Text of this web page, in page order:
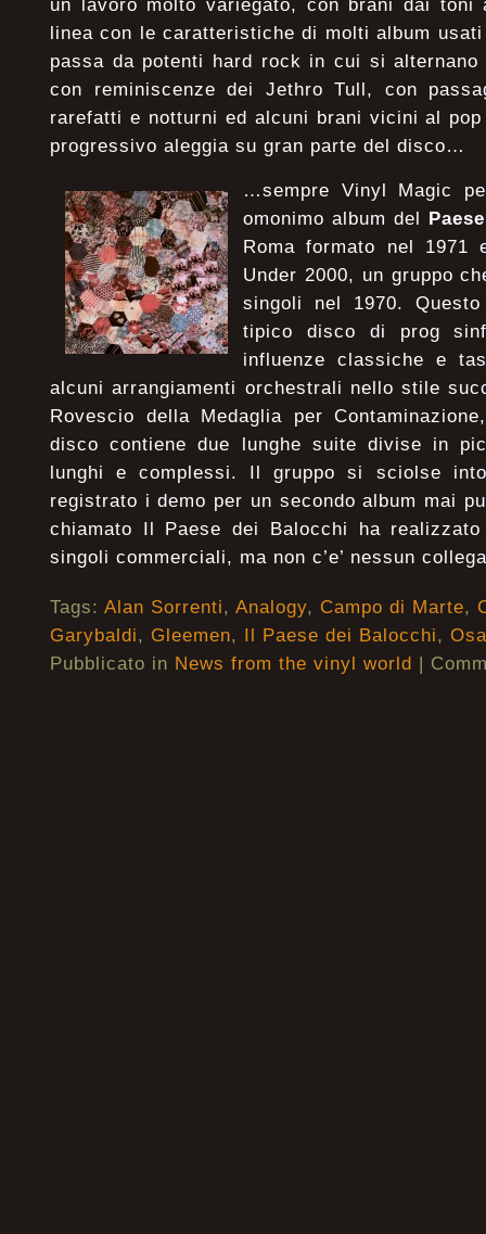
un lavoro molto variegato, con brani dai
linea con le caratteristiche di molti album
passa da potenti hard rock in cui si
con reminiscenze dei Jethro Tull, con
rarefatti e notturni ed alcuni brani vicini al
progressivo aleggia su gran parte del disco…
…sempre Vinyl Magic
omonimo album del
Roma formato nel 1971
Under 2000, un gruppo
singoli nel 1970.
tipico disco di prog
influenze classiche e
alcuni arrangiamenti orchestrali nello stile
Rovescio della Medaglia per
disco contiene due lunghe suite divise in
lunghi e complessi. Il gruppo si sciolse
registrato i demo per un secondo album mai
chiamato Il Paese dei Balocchi ha
singoli commerciali, ma non c’e’ nessun
Tags: Alan Sorrenti, Analogy, Campo di Marte,
Garybaldi, Gleemen, Il Paese dei Balocchi,
Pubblicato in News from the vinyl world |